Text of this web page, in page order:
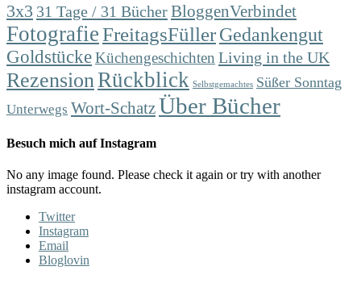
3x3 31 Tage / 31 BücherBloggenVerbindet
FotografieFreitagsFüllerGedankengut
GoldstückeKüchengeschichten Living in the UK
RezensionRückblick Selbstgemachtes Süßer Sonntag
Unterwegs Wort-SchatzÜber Bücher
Besuch mich auf Instagram
No any image found. Please check it again or try with another
instagram account.
Twitter
Instagram
Email
Bloglovin